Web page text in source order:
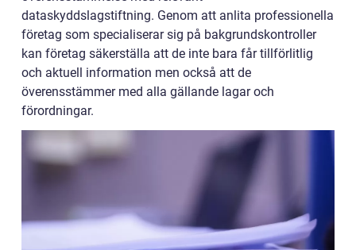
dataskyddslagstiftning. Genom att anlita professionella
företag som specialiserar sig på bakgrundskontroller
kan företag säkerställa att de inte bara får tillförlitlig
och aktuell information men också att de
överensstämmer med alla gällande lagar och
förordningar.